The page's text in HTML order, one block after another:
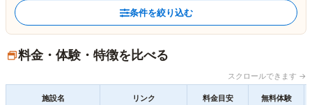
条件を絞り込む
料金・体験・特徴を比べる
スクロールできます →
施設名 リンク 料金目安 無料体験